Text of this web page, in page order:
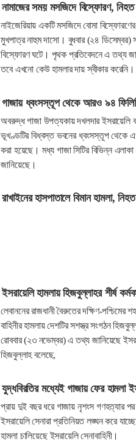
নামাজের সময় মসজিদে বিস্ফোরণ,
নাইজেরিয়ায় একটি মসজিদে বোমা
মুখপাত্র নাহুম দাসো। বুধবার (২৪ ডিসেম্বর)
বিস্ফোরণ ঘটে। পৃথক প্রতিবেদনে এ তথ্য
তবে এখনো কেউ হামলার দায় স্বীকার করেনি।
গাজায় ধ্বংসস্তূপ থেকে আরও ৯৪
অবরুদ্ধ গাজা উপত্যকায় দখলদার ইসরায়েলি
ভূখণ্ডটির বিধ্বস্ত ভবনের ধ্বংসস্তূপ থেকে
করা হয়েছে। মধ্য গাজা সিটির বিভিন্ন
জানিয়েছে।
রাখাইনের হাসপাতালে বিমান হামলা,
ইসরায়েলি হামলায় হিজবুল্লাহর শীর্ষ
লেবাননের রাজধানী বৈরুতের দক্ষিণ-
বাহিনীর হামলায় দেশটির সশস্ত্র সংগঠন
রোববার (২৩ নভেম্বর) এ তথ্য জানিয়েছে
হিজবুল্লাহ বলেছে,
যুদ্ধবিরতির মধ্যেই গাজায় ফের হামলা
প্রায় দুই বছর ধরে গাজায় নৃশংস গণহত্যার পর
ইসরায়েলি সেনারা প্রতিনিয়ত লঙ্ঘন করে
হামলা চালিয়েছে ইসরায়েলি সেনাবাহিনী।